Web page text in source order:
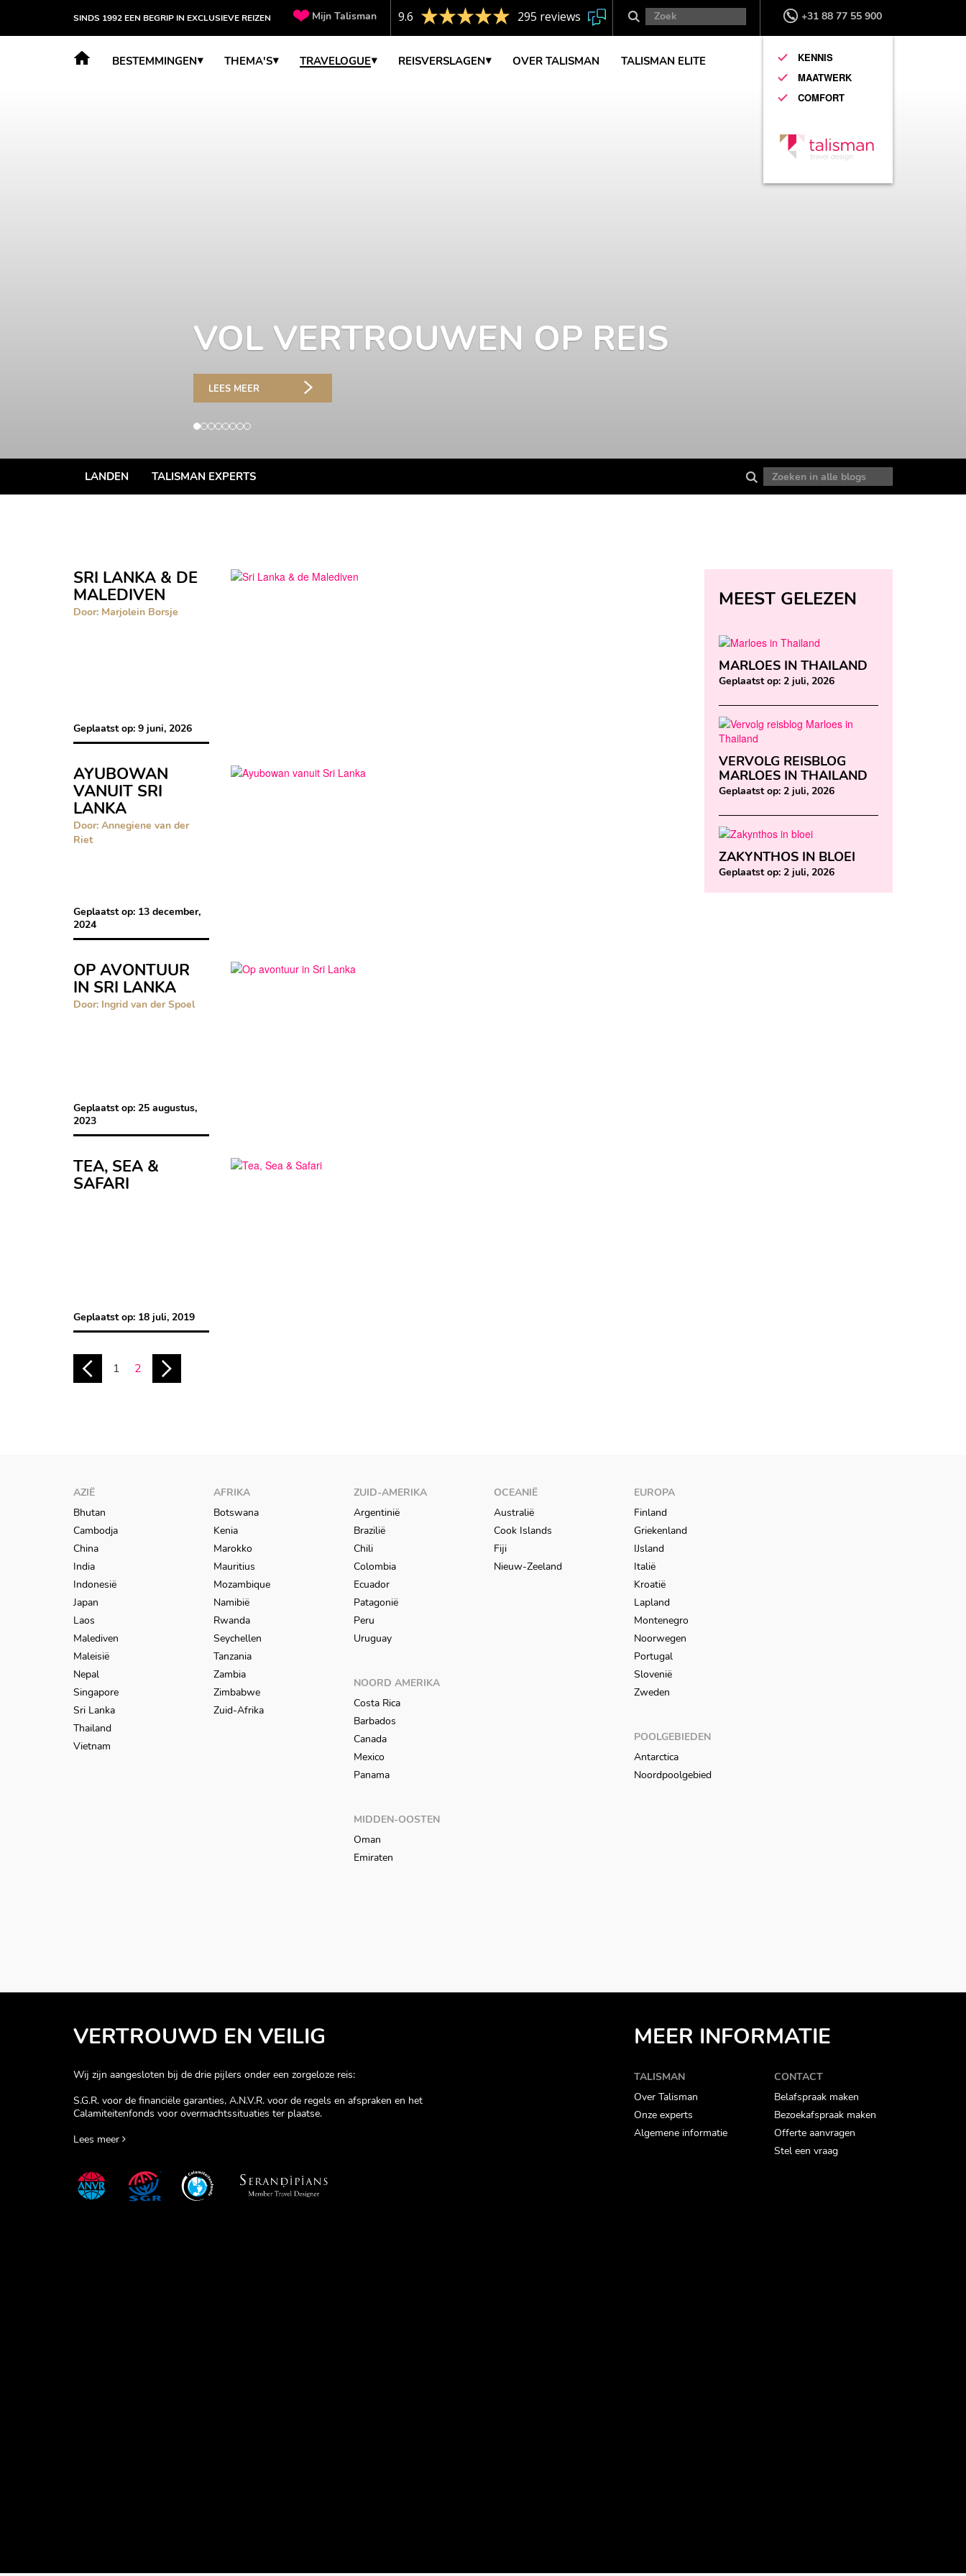
SINDS 1992 EEN BEGRIP IN EXCLUSIEVE REIZEN Mijn Talisman 9.6 295 reviews +31 88 77 55 900
KENNIS
MAATWERK
COMFORT
BESTEMMINGEN THEMA'S TRAVELOGUE REISVERSLAGEN OVER TALISMAN TALISMAN ELITE
MARLOES IN THAILAND
LEES MEER
LANDEN TALISMAN EXPERTS
SRI LANKA & DE
MALEDIVEN
Door: Marjolein Borsje
Geplaatst op: 9 juni, 2026
AYUBOWAN
VANUIT SRI
LANKA
Door: Annegiene van der
Riet
Geplaatst op: 13 december,
2024
OP AVONTUUR
IN SRI LANKA
Door: Ingrid van der Spoel
Geplaatst op: 25 augustus,
2023
TEA, SEA &
SAFARI
Geplaatst op: 18 juli, 2019
1 2
MEEST GELEZEN
MARLOES IN THAILAND
Geplaatst op: 2 juli, 2026
VERVOLG REISBLOG
MARLOES IN THAILAND
Geplaatst op: 2 juli, 2026
ZAKYNTHOS IN BLOEI
Geplaatst op: 2 juli, 2026
AZIË
Bhutan
Cambodja
China
India
Indonesië
Japan
Laos
Malediven
Maleisië
Nepal
Singapore
Sri Lanka
Thailand
Vietnam
AFRIKA
Botswana
Kenia
Marokko
Mauritius
Mozambique
Namibië
Rwanda
Seychellen
Tanzania
Zambia
Zimbabwe
Zuid-Afrika
ZUID-AMERIKA
Argentinië
Brazilië
Chili
Colombia
Ecuador
Patagonië
Peru
Uruguay
NOORD AMERIKA
Costa Rica
Barbados
Canada
Mexico
Panama
MIDDEN-OOSTEN
Oman
Emiraten
OCEANIË
Australië
Cook Islands
Fiji
Nieuw-Zeeland
EUROPA
Finland
Griekenland
IJsland
Italië
Kroatië
Lapland
Montenegro
Noorwegen
Portugal
Slovenië
Zweden
POOLGEBIEDEN
Antarctica
Noordpoolgebied
MEER INFORMATIE
TALISMAN
Over Talisman
Onze experts
Algemene informatie
CONTACT
Belafspraak maken
Bezoekafspraak maken
Offerte aanvragen
Stel een vraag
VERTROUWD EN VEILIG
Wij zijn aangesloten bij de drie pijlers onder een zorgeloze reis:
S.G.R. voor de financiële garanties, A.N.V.R. voor de regels en afspraken en het
Calamiteitenfonds voor overmachtssituaties ter plaatse.
Lees meer